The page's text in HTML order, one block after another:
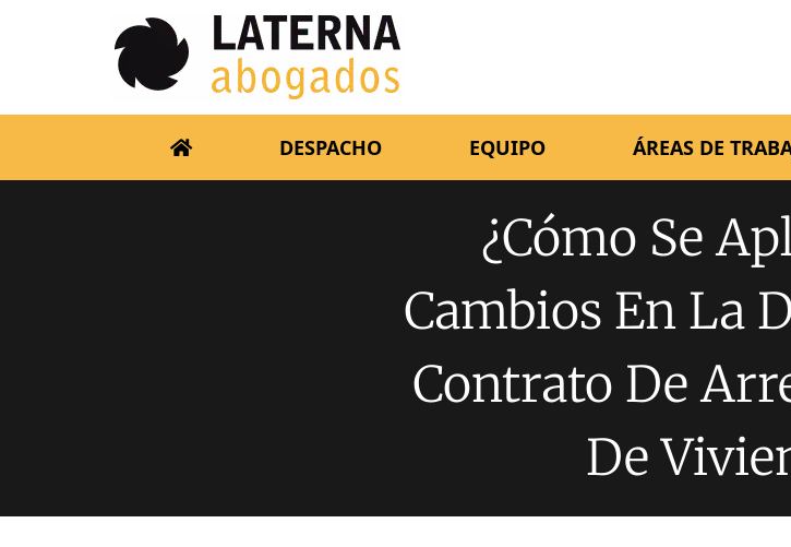
DESPACHO EQUIPO ÁREAS DE
¿Cómo Se
Cambios En La
Contrato De
De